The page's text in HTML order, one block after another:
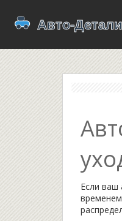
Если ваш